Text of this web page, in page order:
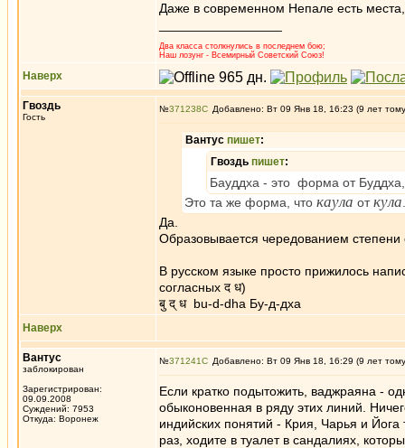
Даже в современном Непале есть
Два класса столкнулись в последнем бою;
Наш лозунг - Всемирный Советский Союз!
Наверх
Гвоздь
Гость
№371238 Добавлено: Вт 09 Янв 18, 16:23 (9 лет
Вантус пишет:
Гвоздь пишет:
Бауддха - это форма от
Это та же форма, что каула откула
Да.
Образовывается чередованием степени
В русском языке просто прижилось
согласных द ध)
बु द् ध bu-d-dha Бу-д-дха
Наверх
Вантус
заблокирован
Зарегистрирован:
09.09.2008
Суждений: 7953
Откуда: Воронеж
№371241 Добавлено: Вт 09 Янв 18, 16:29 (9 лет
Если кратко подытожить, ваджраяна -
обыконовенная в ряду этих линий.
индийских понятий - Крия, Чарья и
раз, ходите в туалет в сандалиях,